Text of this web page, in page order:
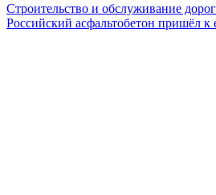
Строительство и обслуживание дорог
Российский асфальтобетон пришёл к